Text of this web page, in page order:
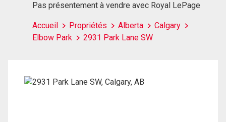
Pas présentement à vendre avec Royal LePage
Accueil Propriétés Alberta
Calgary
Elbow Park
2931 Park Lane SW